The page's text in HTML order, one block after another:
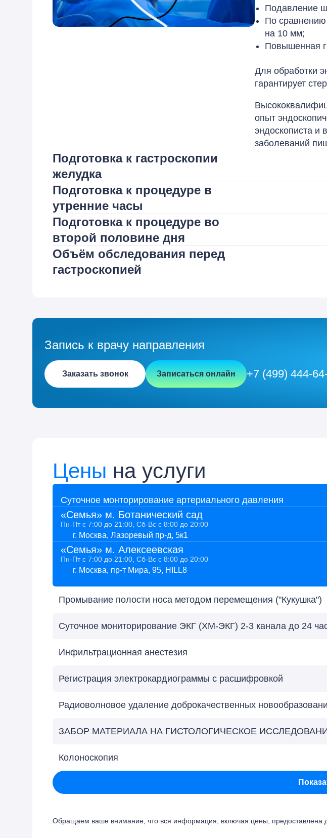
Подавление
По
на 10 мм;
Повышенная
Для обработки
гарантирует
опыт
эндоскописта и
заболеваний
Подготовка к гастроскопии
желудка
Подготовка к процедуре в
утренние часы
Подготовка к процедуре во
второй половине дня
Объём обследования перед
гастроскопией
Запись к врачу направления
Заказать звонок Записаться онлайн +7 (499) 444-
Цены на услуги
Суточное монторирование артериального давления
«Семья» м. Ботанический сад
Пн-Пт с 7:00 до 21:00, Сб-Вс с 8:00 до 20:00
г. Москва, Лазоревый пр-д, 5к1
«Семья» м. Алексеевская
Пн-Пт с 7:00 до 21:00, Сб-Вс с 8:00 до 20:00
г. Москва, пр-т Мира, 95, HILL8
Промывание полости носа методом перемещения ("Кукушка")
Суточное мониторирование ЭКГ (ХМ-ЭКГ) 2-3 канала до 24
Инфильтрационная анестезия
Регистрация электрокардиограммы с расшифровкой
Радиоволновое удаление доброкачественных
ЗАБОР МАТЕРИАЛА НА ГИСТОЛОГИЧЕСКОЕ
Колоноскопия
Обращаем ваше внимание, что вся информация, включая цены, предоставлена